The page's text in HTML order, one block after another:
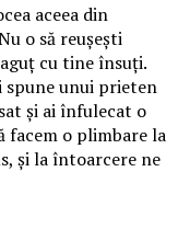
aceea din
o să reușești
cu tine însuți.
spune unui prieten
și ai înfulecat o
facem o plimbare la
și la întoarcere ne